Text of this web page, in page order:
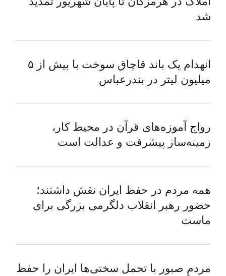
شد
انهدام یک باند قاچاق سوخت با بیش از ۵
میلیون لیتر در بندرعباس
رواج آموزه‌های قرآن در محیط کار،
زمینه‌ساز پیشرفت و عدالت است
همه مردم در حفظ ایران نقش داشتند؛
حضور رهبر انقلاب دلگرمی بزرگی برای
ماست
مردمِ صبور با تحمل سختی‌ها ایران را حفظ